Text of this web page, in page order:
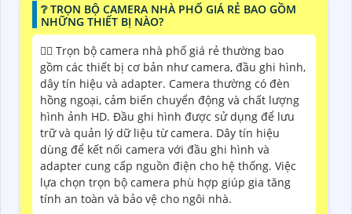
❔ TRỌN BỘ CAMERA NHÀ PHỐ GIÁ RẺ BAO GỒM
NHỮNG THIẾT BỊ NÀO?
🙆‍♀️ Trọn bộ camera nhà phố giá rẻ thường bao
gồm các thiết bị cơ bản như camera, đầu ghi hình,
dây tín hiệu và adapter. Camera thường có đèn
hồng ngoại, cảm biến chuyển động và chất lượng
hình ảnh HD. Đầu ghi hình được sử dụng để lưu
trữ và quản lý dữ liệu từ camera. Dây tín hiệu
dùng để kết nối camera với đầu ghi hình và
adapter cung cấp nguồn điện cho hệ thống. Việc
lựa chọn trọn bộ camera phù hợp giúp gia tăng
tính an toàn và bảo vệ cho ngôi nhà.